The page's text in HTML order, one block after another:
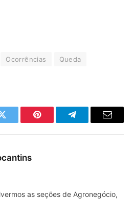
Ocorrências
Queda
Twitter Pinterest TelegramaE-
as seções de Agronegócio,